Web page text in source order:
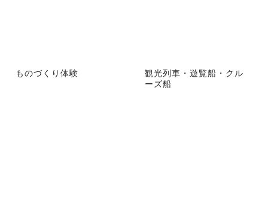
ものづくり体験
観光列車・遊覧船・クル
ーズ船